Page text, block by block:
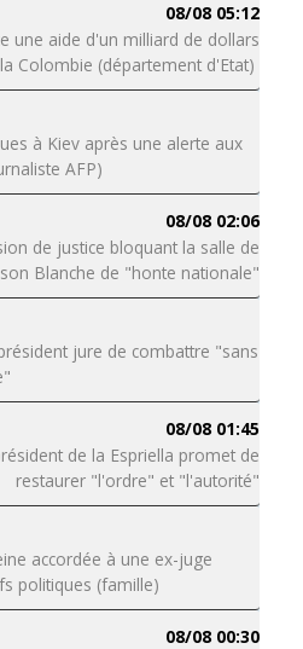
08/08 05:12
une aide d'un milliard de dollars
Colombie (département d'Etat)
à Kiev après une alerte aux
AFP)
08/08 02:06
de justice bloquant la salle de
Blanche de "honte nationale"
jure de combattre "sans
08/08 01:45
de la Espriella promet de
restaurer "l'ordre" et "l'autorité"
accordée à une ex-juge
politiques (famille)
08/08 00:30